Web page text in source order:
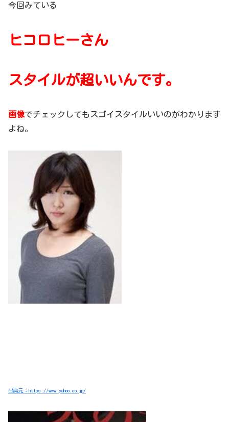
今回みている
ヒコロヒーさん
スタイルが超いいんです。
画像でチェックしてもスゴイスタイルいいのがわかります
よね。
出典元：https://www.yahoo.co.jp/